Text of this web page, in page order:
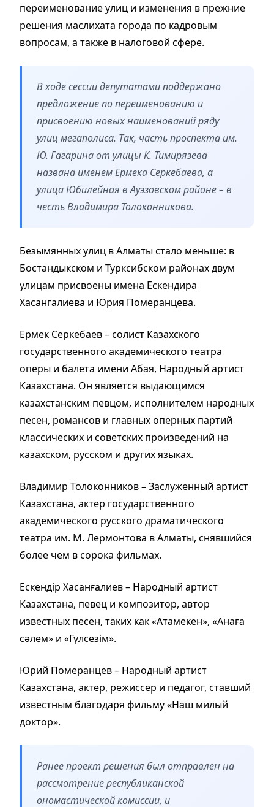
переименование улиц и изменения в прежние
решения маслихата города по кадровым
вопросам, а также в налоговой сфере.
В ходе сессии депутатами поддержано
предложение по переименованию и
присвоению новых наименований ряду
улиц мегаполиса. Так, часть проспекта им.
Ю. Гагарина от улицы К. Тимирязева
названа именем Ермека Серкебаева, а
улица Юбилейная в Ауэзовском районе – в
честь Владимира Толоконникова.
Безымянных улиц в Алматы стало меньше: в
Бостандыкском и Турксибском районах двум
улицам присвоены имена Ескендира
Хасангалиева и Юрия Померанцева.
Ермек Серкебаев – солист Казахского
государственного академического театра
оперы и балета имени Абая, Народный артист
Казахстана. Он является выдающимся
казахстанским певцом, исполнителем народных
песен, романсов и главных оперных партий
классических и советских произведений на
казахском, русском и других языках.
Владимир Толоконников – Заслуженный артист
Казахстана, актер государственного
академического русского драматического
театра им. М. Лермонтова в Алматы, снявшийся
более чем в сорока фильмах.
Ескендір Хасанғалиев – Народный артист
Казахстана, певец и композитор, автор
известных песен, таких как «Атамекен», «Анаға
сәлем» и «Гүлсезім».
Юрий Померанцев – Народный артист
Казахстана, актер, режиссер и педагог, ставший
известным благодаря фильму «Наш милый
доктор».
Ранее проект решения был отправлен на
рассмотрение республиканской
ономастической комиссии, и